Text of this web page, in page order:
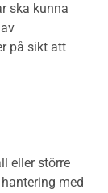
ska kunna
på sikt att
eller större
med